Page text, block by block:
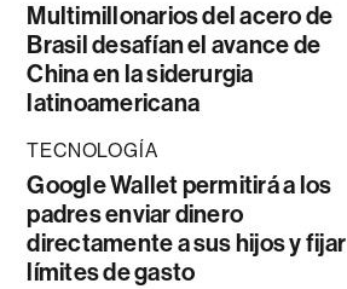
Multimillonarios del acero de
Brasil desafían el avance de
China en la siderurgia
latinoamericana
TECNOLOGÍA
Google Wallet permitirá a los
padres enviar dinero
directamente a sus hijos y fijar
límites de gasto